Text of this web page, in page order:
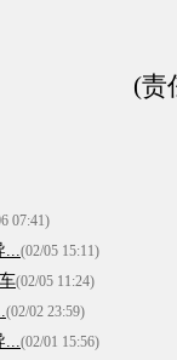
(责
07:41)
(02/05 15:11)
(02/05 11:24)
(02/02 23:59)
(02/01 15:56)